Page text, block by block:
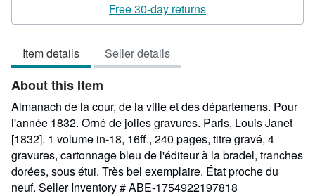
out
Free 30-day returns
Item details Seller details
About this Item
Almanach de la cour, de la ville et des départemens. Pour
l'année 1832. Orné de jolies gravures. Paris, Louis Janet
[1832]. 1 volume in-18, 16ff., 240 pages, titre gravé, 4
gravures, cartonnage bleu de l'éditeur à la bradel, tranches
dorées, sous étui. Très bel exemplaire. État proche du
neuf. Seller Inventory # ABE-1754922197818